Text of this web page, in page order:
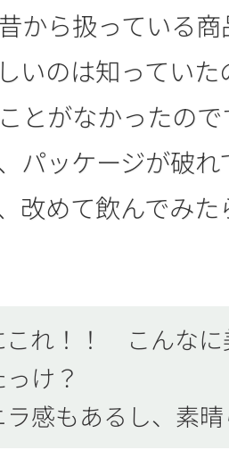
から扱っている
いのは知ってい
とがなかったの
パッケージが破
改めて飲んでみ
これ！！ こんなに
け？
ラ感もあるし、素